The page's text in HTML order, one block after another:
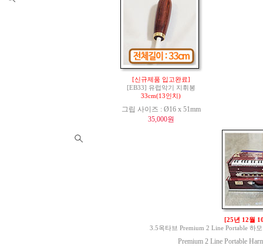
[신규제품 입고완료]
[EB33] 유럽악기 지휘봉
33cm(13인치)
그립 사이즈 : Ø16 x 51mm
35,000원
[25년 12월
3.5옥타브 Premium 2 Line Portable 하
Premium 2 Line Portable